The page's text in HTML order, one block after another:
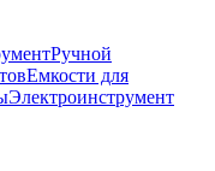
Ручной
Емкости для
Электроинструмент